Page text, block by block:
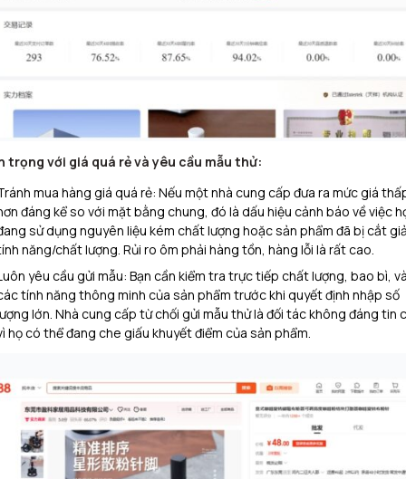
trọng với giá quá rẻ và yêu cầu mẫu thử:
mua hàng giá quá rẻ: Nếu một nhà cung cấp đưa ra mức giá
đáng kể so với mặt bằng chung, đó là dấu hiệu cảnh báo về việc
sử dụng nguyên liệu kém chất lượng hoặc sản phẩm đã bị cắt
năng/chất lượng. Rủi ro ôm phải hàng tồn, hàng lỗi là rất cao.
yêu cầu gửi mẫu: Bạn cần kiểm tra trực tiếp chất lượng, bao bì,
tính năng thông minh của sản phẩm trước khi quyết định nhập số
lớn. Nhà cung cấp từ chối gửi mẫu thử là đối tác không đáng tin
họ có thể đang che giấu khuyết điểm của sản phẩm.